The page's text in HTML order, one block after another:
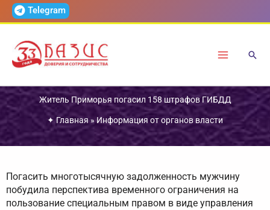
ПерейтиTelegram
Житель Приморья погасил 158 штрафов ГИБДД
✦ Главная »Информация от органов власти
Погасить многотысячную задолженность мужчину
побудила перспектива временного ограничения на
пользование специальным правом в виде управления